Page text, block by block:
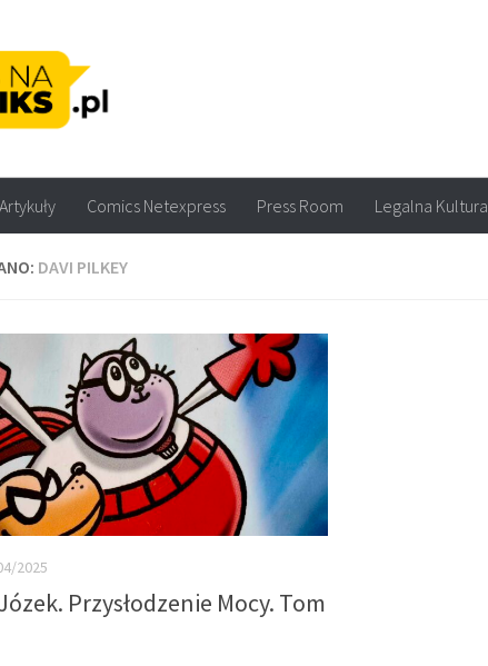
Artykuły Comics Netexpress Press Room Legalna Kultura
DAVI PILKEY
2025
Przysłodzenie Mocy. Tom